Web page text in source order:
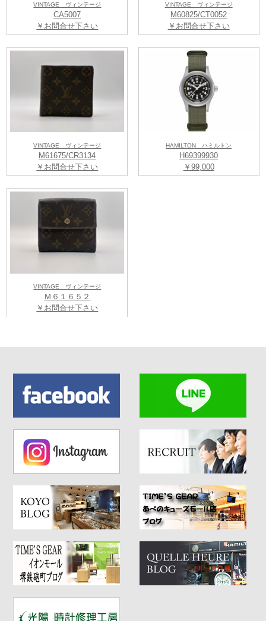
2026年6月11日（木）から8月31日（月）までの期間限定で腕時計下取り
キャンペーンを開催。
TEL：06-6243-6868
営業時間：11：00～19：45
定休日：毎週水曜日
▽▼▽▼▽▼▽▼▽▼▽▼▽▼▽▼▽▼▽▼▽▼▽▼▽▼▽▼
EDOXの最新情報はこちらから →
※リアルタイムの店頭在庫は下記番号まで直接お問い合わせ下さいま
◆楽天・ヤフー・自社サイトでの通販でも購入
ECキャンペーンでは、
ポイント10％還元」
ョップ
（各商品ページから購入できます）
[取扱い店舗]
◆ケルエ公式オンラインショップ（エドックス ページ）
https://www.quelleheure.co.jp/shopbrand/edox/
◆ケルエヤフーショップ（エドックス ページ）
https://store.shopping.yahoo.co.jp/quelleheure-1/a5a8a5c9a5.html
【STORY】
エドックスは1884年スイス-ジュラで創業した､スイスでも数少ない独立
系時計ブランドです。 時計職人たちの卓越した”技術”と”創造性”と”革新
性”により、世界有数の時計メーカーの地位を確立しました。 時代を先取
するハイスペックな時計を数多く手掛けており、ねじ込み式リューズを
1961年に発表、1970年代には世界初のワールドタイマー「ジオスコー
プ」や、カレンダー付の世界最薄のクオーツムーブメントを手掛けるな
ど画期的な腕時計を次々と発表。 また、高い防水性と耐衝撃性を誇るＥ
ＤＯＸはさまざまな国際的なラグジュアリースポーツの公式スポンサー
でもあります。
VINTAGE ヴィンテージ
CA5007
￥お問合せ下さい
VINTAGE ヴィンテージ
M60825/CT0052
￥お問合せ下さい
VINTAGE ヴィンテージ
M61675/CR3134
￥お問合せ下さい
HAMILTON ハミルトン
H69399930
￥99,000
VINTAGE ヴィンテージ
Ｍ６１６５２
￥お問合せ下さい